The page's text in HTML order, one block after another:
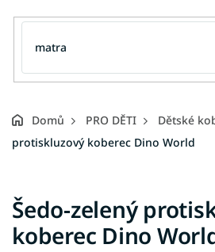
Domů PRO DĚTI Dětské
protiskluzový koberec Dino World
Šedo-zelený
koberec Dino